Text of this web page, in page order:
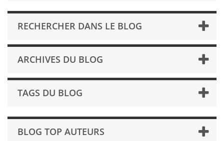
RECHERCHER DANS LE BLOG
ARCHIVES DU BLOG
TAGS DU BLOG
BLOG TOP AUTEURS